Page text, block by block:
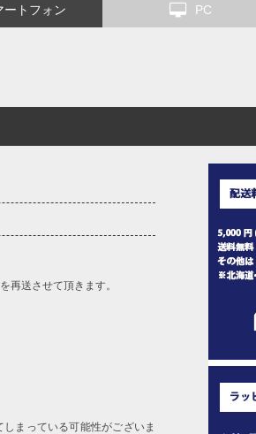
ートフォン PC
再送させて頂きます。
まっている可能性がございま